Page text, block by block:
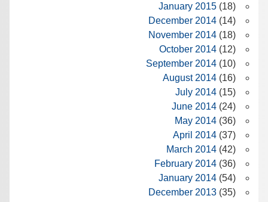
January 2015 (18)
December 2014 (14)
November 2014 (18)
October 2014 (12)
September 2014 (10)
August 2014 (16)
July 2014 (15)
June 2014 (24)
May 2014 (36)
April 2014 (37)
March 2014 (42)
February 2014 (36)
January 2014 (54)
December 2013 (35)